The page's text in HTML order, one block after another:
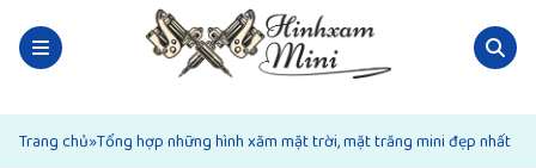
Trang chủ»Tổng hợp những hình xăm mặt trời, mặt trăng mini đẹp nhất